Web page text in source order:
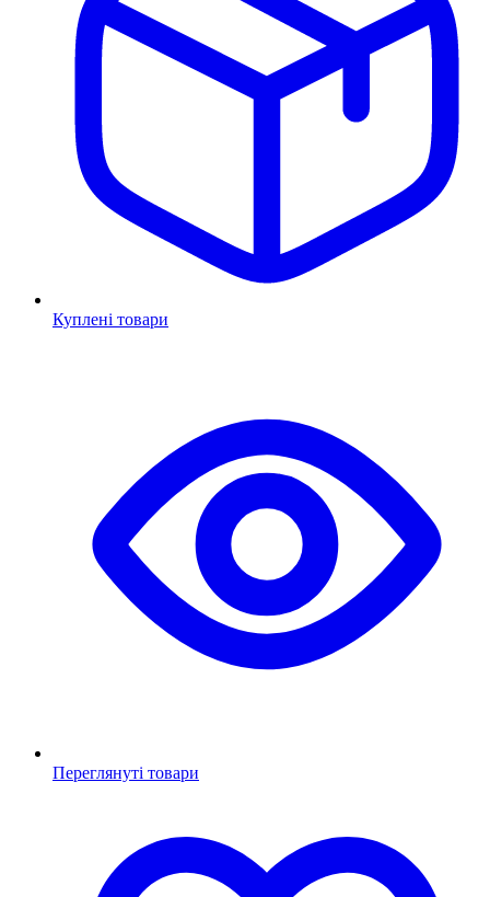
Куплені товари
Переглянуті товари